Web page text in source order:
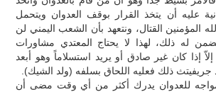
عليه أن يتخذ القرار بوقف العدوان ويتحمل
المؤمنين القتال، ونتعهد بأن الشعب اليمني لن
له ذلك، لهذا لا يحتاج المعتدي مشاورات
إذا كان غير صادق أو يريد استسلاماً وهو أبعد
ذلك فعليه اللحاق بسلفه (ولد الشيك).
للعدوان يدرك أكثر من أي وقت مضى أن